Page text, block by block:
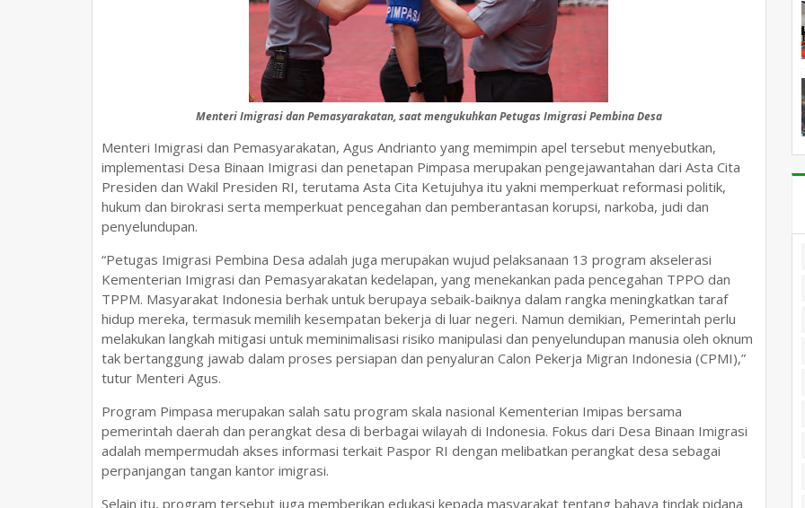
Menteri Imigrasi dan Pemasyarakatan, saat mengukuhkan Petugas Imigrasi Pembina Desa
Menteri Imigrasi dan Pemasyarakatan, Agus Andrianto yang memimpin apel tersebut menyebutkan,
implementasi Desa Binaan Imigrasi dan penetapan Pimpasa merupakan pengejawantahan dari Asta Cita
Presiden dan Wakil Presiden RI, terutama Asta Cita Ketujuhya itu yakni memperkuat reformasi politik,
hukum dan birokrasi serta memperkuat pencegahan dan pemberantasan korupsi, narkoba, judi dan
penyelundupan.
“Petugas Imigrasi Pembina Desa adalah juga merupakan wujud pelaksanaan 13 program akselerasi
Kementerian Imigrasi dan Pemasyarakatan kedelapan, yang menekankan pada pencegahan TPPO dan
TPPM. Masyarakat Indonesia berhak untuk berupaya sebaik-baiknya dalam rangka meningkatkan taraf
hidup mereka, termasuk memilih kesempatan bekerja di luar negeri. Namun demikian, Pemerintah perlu
melakukan langkah mitigasi untuk meminimalisasi risiko manipulasi dan penyelundupan manusia oleh oknum
tak bertanggung jawab dalam proses persiapan dan penyaluran Calon Pekerja Migran Indonesia (CPMI),”
tutur Menteri Agus.
Program Pimpasa merupakan salah satu program skala nasional Kementerian Imipas bersama
pemerintah daerah dan perangkat desa di berbagai wilayah di Indonesia. Fokus dari Desa Binaan Imigrasi
adalah mempermudah akses informasi terkait Paspor RI dengan melibatkan perangkat desa sebagai
perpanjangan tangan kantor imigrasi.
Selain itu, program tersebut juga memberikan edukasi kepada masyarakat tentang bahaya tindak pidana